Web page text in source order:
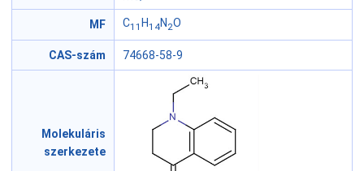
MF C11 H14N 2O
CAS-szám 74668-58-9
Molekuláris
szerkezete